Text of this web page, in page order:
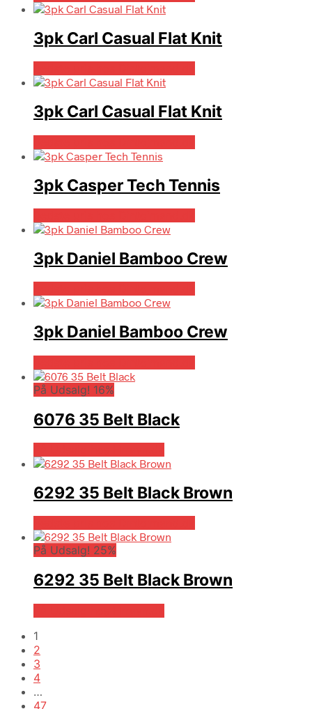
3pk Carl Casual Flat Knit
3pk Carl Casual Flat Knit
3pk Casper Tech Tennis
3pk Daniel Bamboo Crew
3pk Daniel Bamboo Crew
På Udsalg! 16%
6076 35 Belt Black
6292 35 Belt Black Brown
På Udsalg! 25%
6292 35 Belt Black Brown
1
2
3
4
…
47